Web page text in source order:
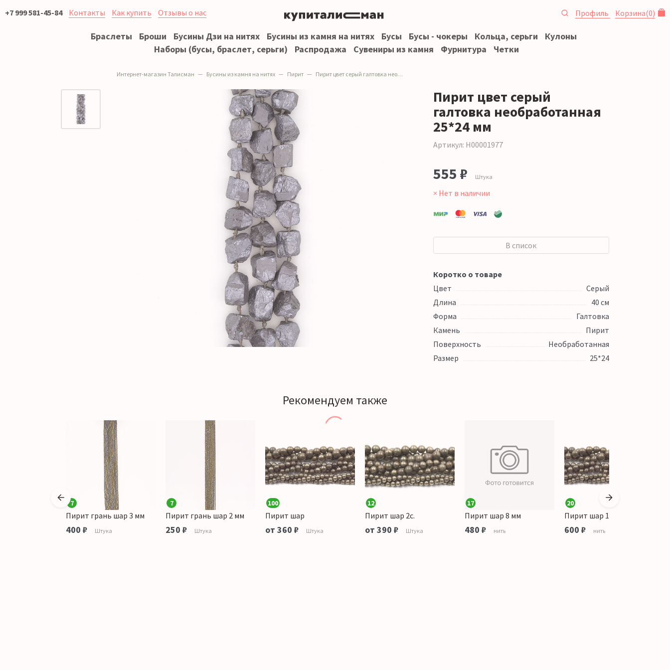
+7 999 581-45-84 Контакты Как купить Отзывы о нас Профиль Корзина(0)
Браслеты Броши Бусины Дзи на нитях Бусины из камня на нитях Бусы Бусы - чокеры Кольца, серьги
Кулоны
Наборы (бусы, браслет, серьги)
Распродажа Сувениры из камня Фурнитура Четки
Интернет-магазин Талисман Бусины из камня на нитях Пирит Пирит цвет серый галтовка необработанная 25*24 мм
Пирит цвет серый
галтовка необработанная
25*24 мм
Артикул: Н00001977
555 ₽ Штука
× Нет в наличии
В список
Коротко о товаре
Цвет
Серый
Длина
40 см
Форма
Галтовка
Камень
Пирит
Поверхность
Необработанная
Размер
25*24
Рекомендуем также
7
Пирит грань шар 3 мм
400 ₽ Штука
7
Пирит грань шар 2 мм
250 ₽ Штука
100
Пирит шар
от 360 ₽ Штука
12
Пирит шар 2с.
от 390 ₽ Штука
17
Пирит шар 8 мм
480 ₽ нить
20
Пирит шар 10 мм
600 ₽ нить